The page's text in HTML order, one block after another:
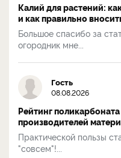
Калий для растений:
и как правильно
Большое спасибо за
огородник мне...
Гость
08.08.2026
Рейтинг
производителей
Практической пользы
"совсем"!...